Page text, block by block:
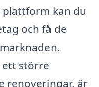
kan du
och få de
ett större
renoveringar, är